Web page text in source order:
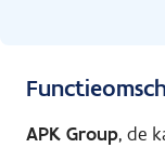
APK Group, de